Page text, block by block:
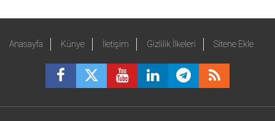
Anasayfa Künye İletişim Gizlilik İlkeleri Sitene Ekle